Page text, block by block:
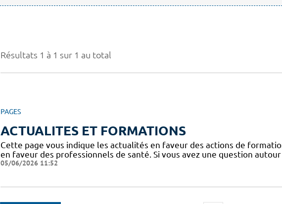
Résultats 1 à 1 sur 1 au total
PAGES
ACTUALITES ET FORMATIONS
Cette page vous indique les actualités en faveur des actions de
en faveur des professionnels de santé. Si vous avez une question
05/06/2026 11:52